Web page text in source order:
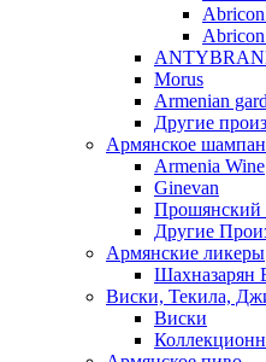
Morus
Armenian
Другие
Армянское
Armenia Wine
Ginevan
Прошянский
Другие
Армянские ликеры
Шахназарян
Виски, Текила,
Виски